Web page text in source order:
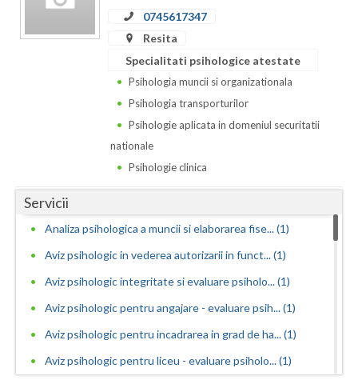
Dolj
Galati
Giurgiu
Gorj
Hunedoara
0745617347
Resita
Specialitati psihologice atestate
Psihologia muncii si organizationala
Psihologia transporturilor
Psihologie aplicata in domeniul securitatii
nationale
Psihologie clinica
Servicii
Analiza psihologica a muncii si elaborarea fise... (1)
Aviz psihologic in vederea autorizarii in funct... (1)
Aviz psihologic integritate si evaluare psiholo... (1)
Aviz psihologic pentru angajare - evaluare psih... (1)
Aviz psihologic pentru incadrarea in grad de ha... (1)
Aviz psihologic pentru liceu - evaluare psiholo... (1)